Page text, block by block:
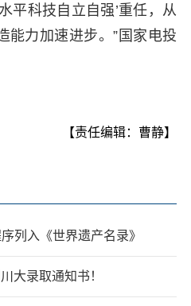
平科技自立自强’重任，从
能力加速进步。”国家电投
【责任编辑：曹静】
列入《世界遗产名录》
大录取通知书！